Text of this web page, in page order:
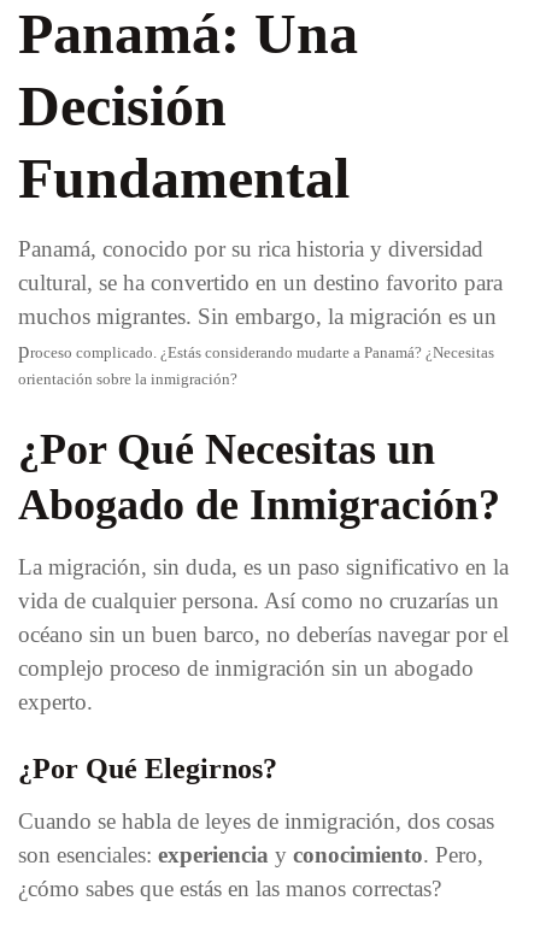
Panamá: Una
Decisión
Fundamental
Panamá, conocido por su rica historia y diversidad
cultural, se ha convertido en un destino favorito para
muchos migrantes. Sin embargo, la migración es un
proceso complicado. ¿Estás considerando mudarte a Panamá? ¿Necesitas
orientación sobre la inmigración?
¿Por Qué Necesitas un
Abogado de Inmigración?
La migración, sin duda, es un paso significativo en la
vida de cualquier persona. Así como no cruzarías un
océano sin un buen barco, no deberías navegar por el
complejo proceso de inmigración sin un abogado
experto.
¿Por Qué Elegirnos?
Cuando se habla de leyes de inmigración, dos cosas
son esenciales: experiencia y conocimiento. Pero,
¿cómo sabes que estás en las manos correctas?